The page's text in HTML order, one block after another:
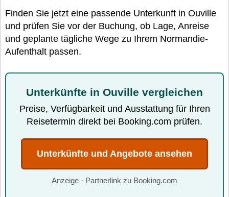
Finden Sie jetzt eine passende Unterkunft in Ouville
und prüfen Sie vor der Buchung, ob Lage, Anreise
und geplante tägliche Wege zu Ihrem Normandie-
Aufenthalt passen.
Unterkünfte in Ouville vergleichen
Preise, Verfügbarkeit und Ausstattung für Ihren
Reisetermin direkt bei Booking.com prüfen.
Unterkünfte und Angebote ansehen
Anzeige · Partnerlink zu Booking.com